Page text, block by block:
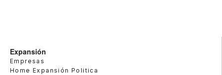
Expansión
Empresas
Home Expansión Politica